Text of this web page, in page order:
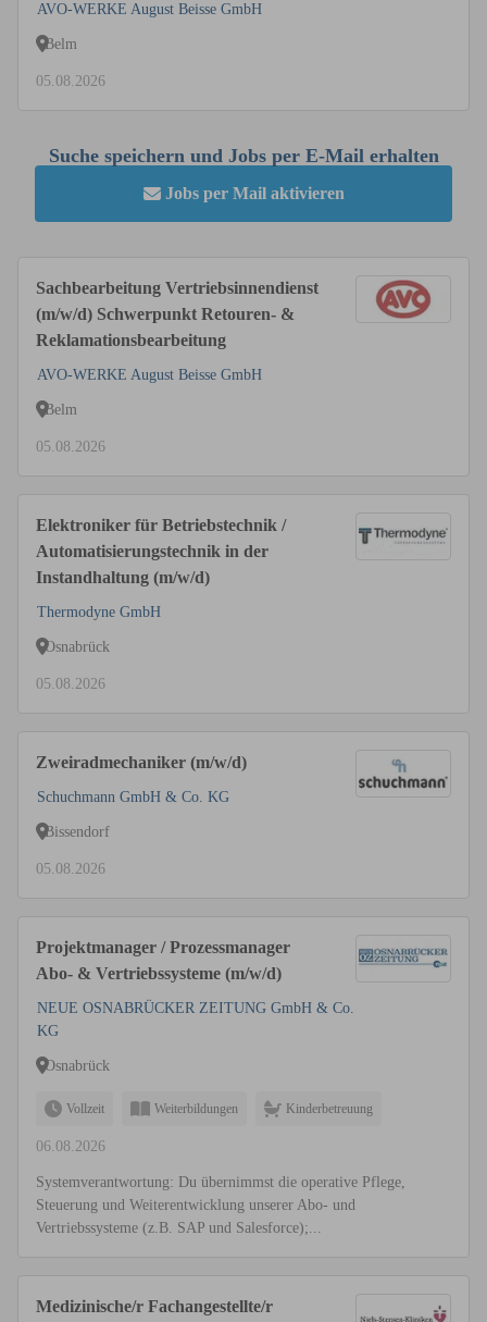
AVO-WERKE August Beisse GmbH
Belm
05.08.2026
Suche speichern und Jobs per E-Mail erhalten
Jobs per Mail aktivieren
Sachbearbeitung Vertriebsinnendienst
(m/w/d) Schwerpunkt Retouren- &
Reklamationsbearbeitung
AVO-WERKE August Beisse GmbH
Belm
05.08.2026
Elektroniker für Betriebstechnik /
Automatisierungstechnik in der
Instandhaltung (m/w/d)
Thermodyne GmbH
Osnabrück
05.08.2026
Zweiradmechaniker (m/w/d)
Schuchmann GmbH & Co. KG
Bissendorf
05.08.2026
Projektmanager / Prozessmanager
Abo- & Vertriebssysteme (m/w/d)
NEUE OSNABRÜCKER ZEITUNG GmbH & Co.
KG
Osnabrück
Vollzeit Weiterbildungen Kinderbetreuung
06.08.2026
Systemverantwortung: Du übernimmst die operative Pflege,
Steuerung und Weiterentwicklung unserer Abo- und
Vertriebssysteme (z.B. SAP und Salesforce);...
Medizinische/r Fachangestellte/r